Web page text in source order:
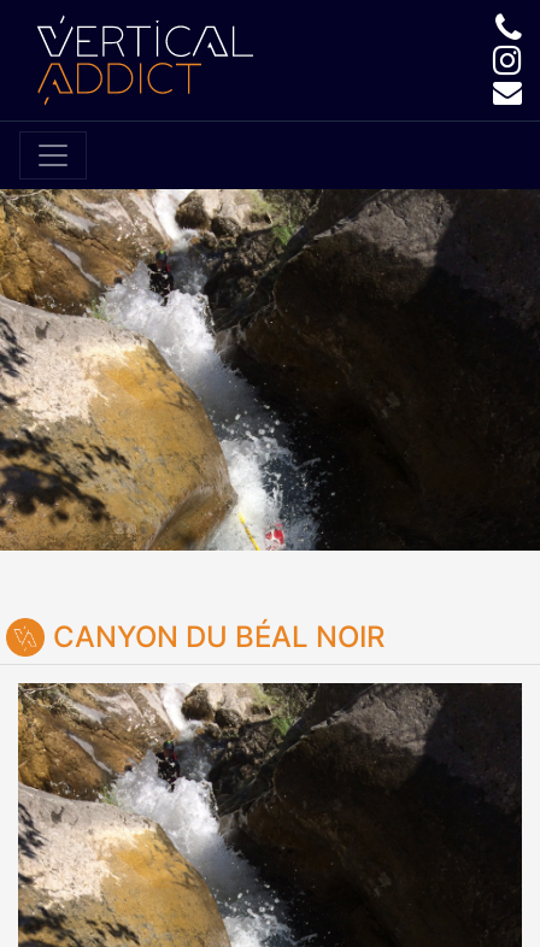
CANYON DU BÉAL NOIR